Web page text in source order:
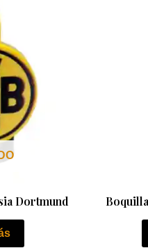
Dortmund